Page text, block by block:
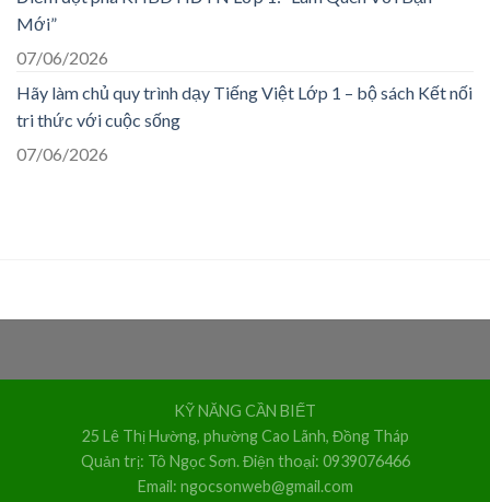
Mới”
07/06/2026
Hãy làm chủ quy trình dạy Tiếng Việt Lớp 1 – bộ sách Kết nối
tri thức với cuộc sống
07/06/2026
KỸ NĂNG CẦN BIẾT
25 Lê Thị Hường, phường Cao Lãnh, Đồng Tháp
Quản trị: Tô Ngọc Sơn. Điện thoại: 0939076466
Email: ngocsonweb@gmail.com